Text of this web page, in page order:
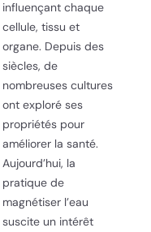
influençant chaque
cellule, tissu et
organe. Depuis des
siècles, de
nombreuses cultures
ont exploré ses
propriétés pour
améliorer la santé.
Aujourd’hui, la
pratique de
magnétiser l’eau
suscite un intérêt